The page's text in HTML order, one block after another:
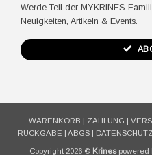
Werde Teil der MYKRINES
Neuigkeiten, Artikeln & Events.
WARENKORB ZAHLUNG
RÜCKGABE
ABGS
Copyright 2026 © Krinespowered